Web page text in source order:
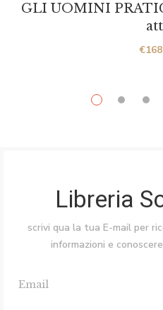
GLI UOMINI
€
Libreria
scrivi qua la tua E-mail per
informazioni e